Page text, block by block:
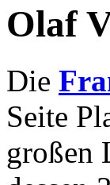
Olaf
Die
Seite
großen